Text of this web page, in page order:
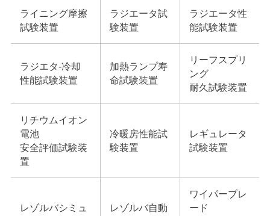
ライニング摩擦
試験装置
ラジエータ試
験装置
ラジエータ性
能試験装置
ラジエタ-冷却
性能試験装置
加熱ランプ寿
命試験装置
リーフスプリ
ング
耐久試験装置
リチウムイオン
電池
安全評価試験装
置
冷暖房性能試
験装置
レギュレータ
試験装置
レゾルバシミュ
レゾルバ自動
ワイパーブレ
ード